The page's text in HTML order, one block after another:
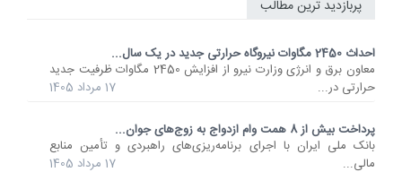
پربازدید ترین مطالب
احداث 2450 مگاوات نیروگاه حرارتی جدید در یک سال...
معاون برق و انرژی وزارت نیرو از افزایش 2450 مگاوات ظرفیت جدید
حرارتی در...
17 مرداد 1405
پرداخت بیش از 8 همت وام ازدواج به زوج‌های جوان...
بانک ملی ایران با اجرای برنامه‌ریزی‌های راهبردی و تأمین منابع
مالی...
17 مرداد 1405